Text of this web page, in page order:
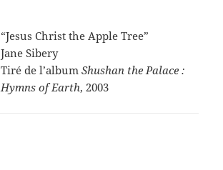
“Jesus Christ the Apple Tree”
Jane Sibery
Tiré de l’albumShushan the Palace :
Hymns of Earth, 2003